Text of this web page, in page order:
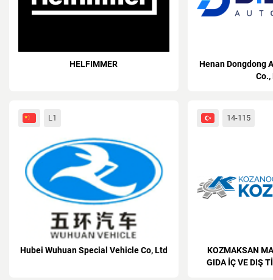
HELFIMMER
Henan Dongdong
L1
Hubei Wuhuan Special Vehicle Co, Ltd
14-115
KOZMAKSAN
GIDA İÇ VE DIŞ